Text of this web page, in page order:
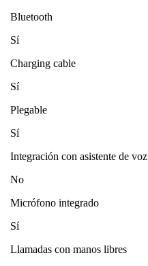
Bluetooth
Sí
Charging cable
Sí
Plegable
Sí
Integración con asistente de voz
No
Micrófono integrado
Sí
Llamadas con manos libres